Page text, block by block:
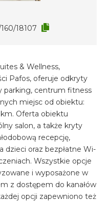
18107
& Wellness,
Pafos, oferuje odkryty
parking, centrum fitness
miejsc od obiektu:
km. Oferta obiektu
salon, a także kryty
recepcję,
dzieci oraz bezpłatne Wi-
Wszystkie opcje
i wyposażone w
z dostępem do kanałów
opcji zapewniono też